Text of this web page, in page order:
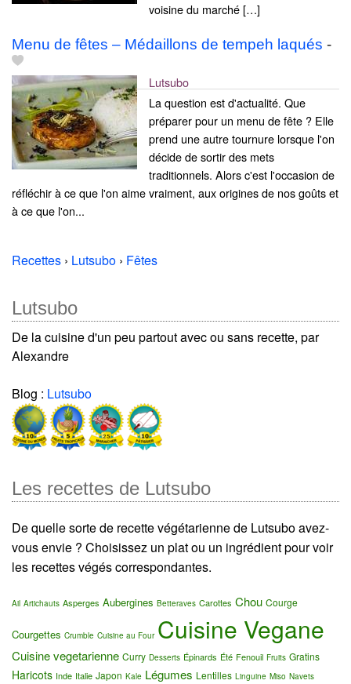
voisine du marché […]
Menu de fêtes – Médaillons de tempeh laqués -
Lutsubo
La question est d'actualité. Que
préparer pour un menu de fête ? Elle
prend une autre tournure lorsque l'on
décide de sortir des mets
traditionnels. Alors c'est l'occasion de
réfléchir à ce que l'on aime vraiment, aux origines de nos goûts et
à ce que l'on...
Recettes › Lutsubo › Fêtes
Lutsubo
De la cuisine d'un peu partout avec ou sans recette, par
Alexandre
Blog : Lutsubo
Les recettes de Lutsubo
De quelle sorte de recette végétarienne de Lutsubo avez-
vous envie ? Choisissez un plat ou un ingrédient pour voir
les recettes végés correspondantes.
Ail Artichauts Asperges Aubergines Betteraves Carottes Chou Courge
Courgettes Crumble Cuisine au Four Cuisine Vegane
Cuisine vegetarienne Curry Desserts Épinards Été Fenouil Fruits Gratins
Haricots Inde Italie Japon Kale Légumes Lentilles Linguine Miso Navets